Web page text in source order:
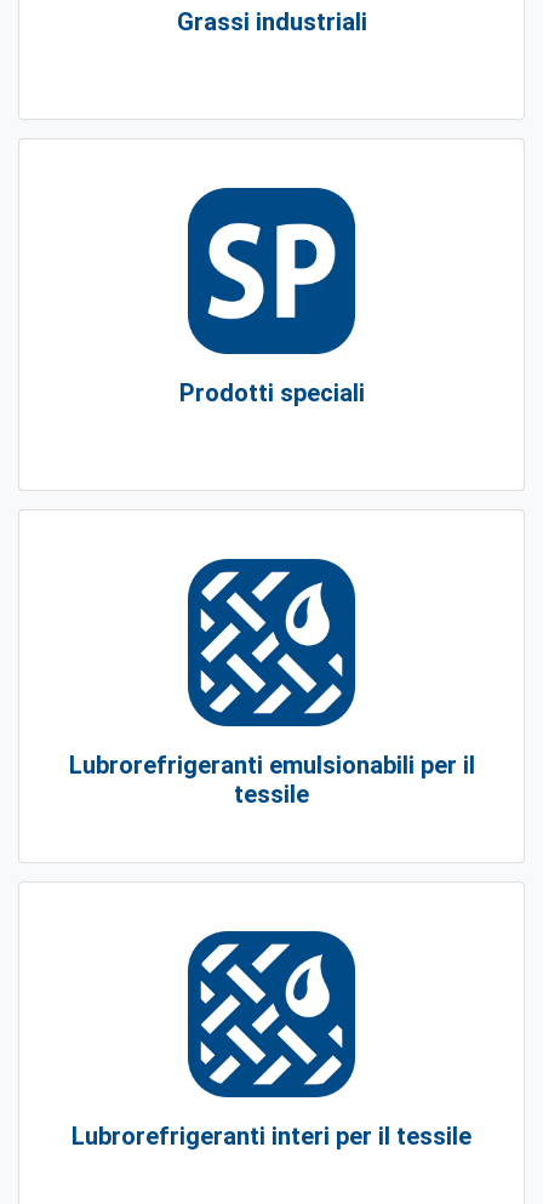
Grassi industriali
Prodotti speciali
Lubrorefrigeranti emulsionabili per il
tessile
Lubrorefrigeranti interi per il tessile